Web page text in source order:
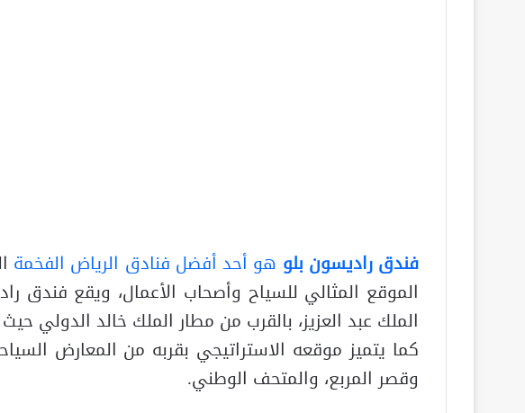
فندق راديسون بلو هو أحد أفضل فنادق الرياض الفخمة
الموقع المثالي للسياح وأصحاب الأعمال، ويقع فندق
كما يتميز موقعه الاستراتيجي بقربه من المعارض
وقصر المربع، والمتحف الوطني.